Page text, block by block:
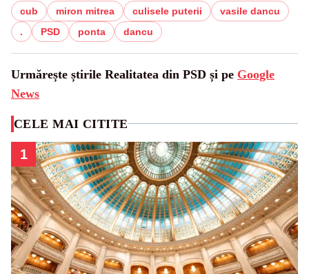
cub miron mitrea culisele puterii
vasile dancu
.
PSD ponta dancu
Urmărește știrile Realitatea din PSD și pe Google
News
CELE MAI CITITE
1